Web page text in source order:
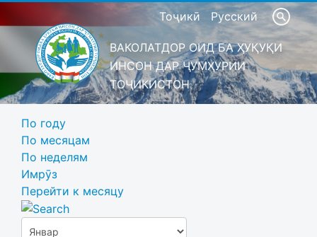
Тоҷикӣ Русский
ВАКОЛАТДОР ОИД БА ҲУҚУҚИ
ИНСОН ДАР ҶУМҲУРИИ
ТОҶИКИСТОН
По году
По месяцам
По неделям
Имрӯз
Перейти к месяцу